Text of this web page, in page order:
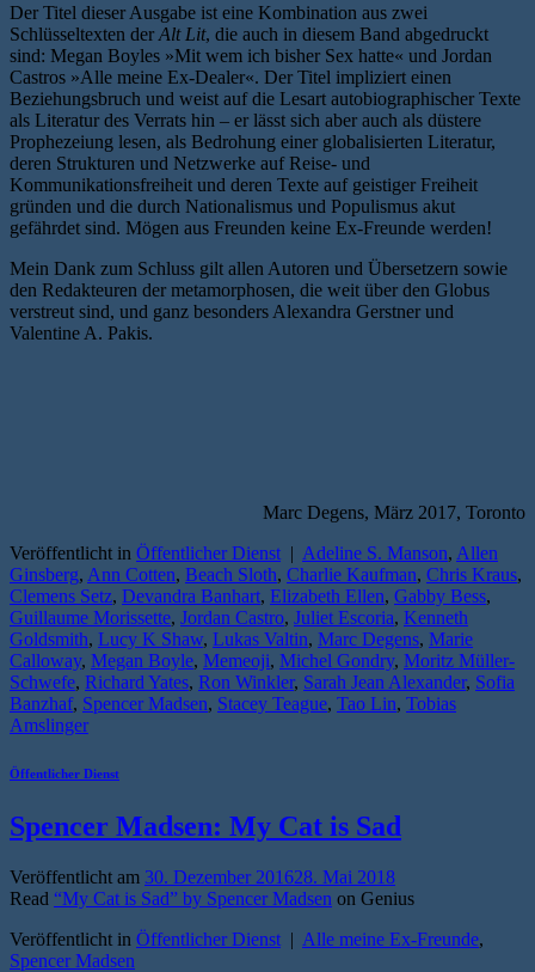
Der Titel dieser Ausgabe ist eine Kombination aus zwei
Schlüsseltexten der Alt Lit, die auch in diesem Band abgedruckt
sind: Megan Boyles »Mit wem ich bisher Sex hatte« und Jordan
Castros »Alle meine Ex-Dealer«. Der Titel impliziert einen
Beziehungsbruch und weist auf die Lesart autobiographischer Texte
als Literatur des Verrats hin – er lässt sich aber auch als düstere
Prophezeiung lesen, als Bedrohung einer globalisierten Literatur,
deren Strukturen und Netzwerke auf Reise- und
Kommunikationsfreiheit und deren Texte auf geistiger Freiheit
gründen und die durch Nationalismus und Populismus akut
gefährdet sind. Mögen aus Freunden keine Ex-Freunde werden!
Mein Dank zum Schluss gilt allen Autoren und Übersetzern sowie
den Redakteuren der metamorphosen, die weit über den Globus
verstreut sind, und ganz besonders Alexandra Gerstner und
Valentine A. Pakis.
Marc Degens, März 2017, Toronto
Veröffentlicht in Öffentlicher Dienst | Adeline S. Manson, Allen
Ginsberg, Ann Cotten, Beach Sloth, Charlie Kaufman, Chris Kraus,
Clemens Setz, Devandra Banhart, Elizabeth Ellen, Gabby Bess,
Guillaume Morissette, Jordan Castro, Juliet Escoria, Kenneth
Goldsmith, Lucy K Shaw, Lukas Valtin, Marc Degens, Marie
Calloway, Megan Boyle, Memeoji, Michel Gondry, Moritz Müller-
Schwefe, Richard Yates, Ron Winkler, Sarah Jean Alexander, Sofia
Banzhaf, Spencer Madsen, Stacey Teague, Tao Lin, Tobias
Amslinger
Öffentlicher Dienst
Spencer Madsen: My Cat is Sad
Veröffentlicht am 30. Dezember 201628. Mai 2018
Read “My Cat is Sad” by Spencer Madsen on Genius
Veröffentlicht in Öffentlicher Dienst | Alle meine Ex-Freunde,
Spencer Madsen